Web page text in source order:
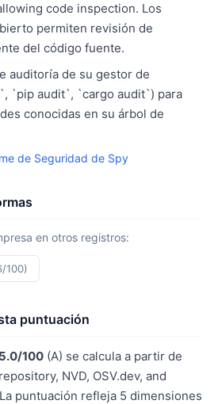
code inspection. Los
permiten revisión de
del código fuente.
auditoría de su gestor de
`pip audit`, `cargo audit`) para
conocidas en su árbol de
de Seguridad de Spy
en otros registros:
100)
puntuación
100 (A) se calcula a partir de
NVD, OSV.dev, and
puntuación refleja 5 dimensiones